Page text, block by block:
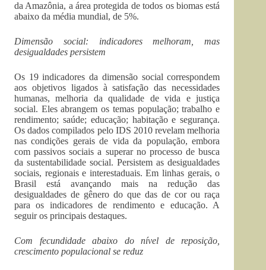
da Amazônia, a área protegida de todos os biomas está
abaixo da média mundial, de 5%.
Dimensão social: indicadores melhoram, mas
desigualdades persistem
Os 19 indicadores da dimensão social correspondem
aos objetivos ligados à satisfação das necessidades
humanas, melhoria da qualidade de vida e justiça
social. Eles abrangem os temas população; trabalho e
rendimento; saúde; educação; habitação e segurança.
Os dados compilados pelo IDS 2010 revelam melhoria
nas condições gerais de vida da população, embora
com passivos sociais a superar no processo de busca
da sustentabilidade social. Persistem as desigualdades
sociais, regionais e interestaduais. Em linhas gerais, o
Brasil está avançando mais na redução das
desigualdades de gênero do que das de cor ou raça
para os indicadores de rendimento e educação. A
seguir os principais destaques.
Com fecundidade abaixo do nível de reposição,
crescimento populacional se reduz